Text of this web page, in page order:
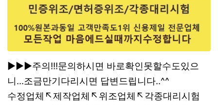
▶▶▶주의!!!문의하시면 바로확인못할수도있으
니...조금만기다리시면 답변드립니다..^^
수정업체↖제작업체↖위조업체↖각종대리시험